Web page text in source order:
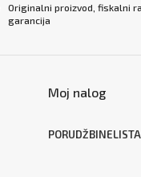
Originalni proizvod, fiskalni
garancija
Moj nalog
PORUDŽBINE